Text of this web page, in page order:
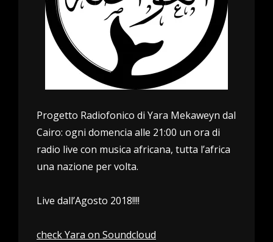
Progetto Radiofonico di Yara Mekaweyn dal
Cairo: ogni domencia alle 21:00 un ora di
radio live con musica africana, tutta l’africa
una nazione per volta.
Live dall’Agosto 2018!!!!
check Yara on Soundcloud